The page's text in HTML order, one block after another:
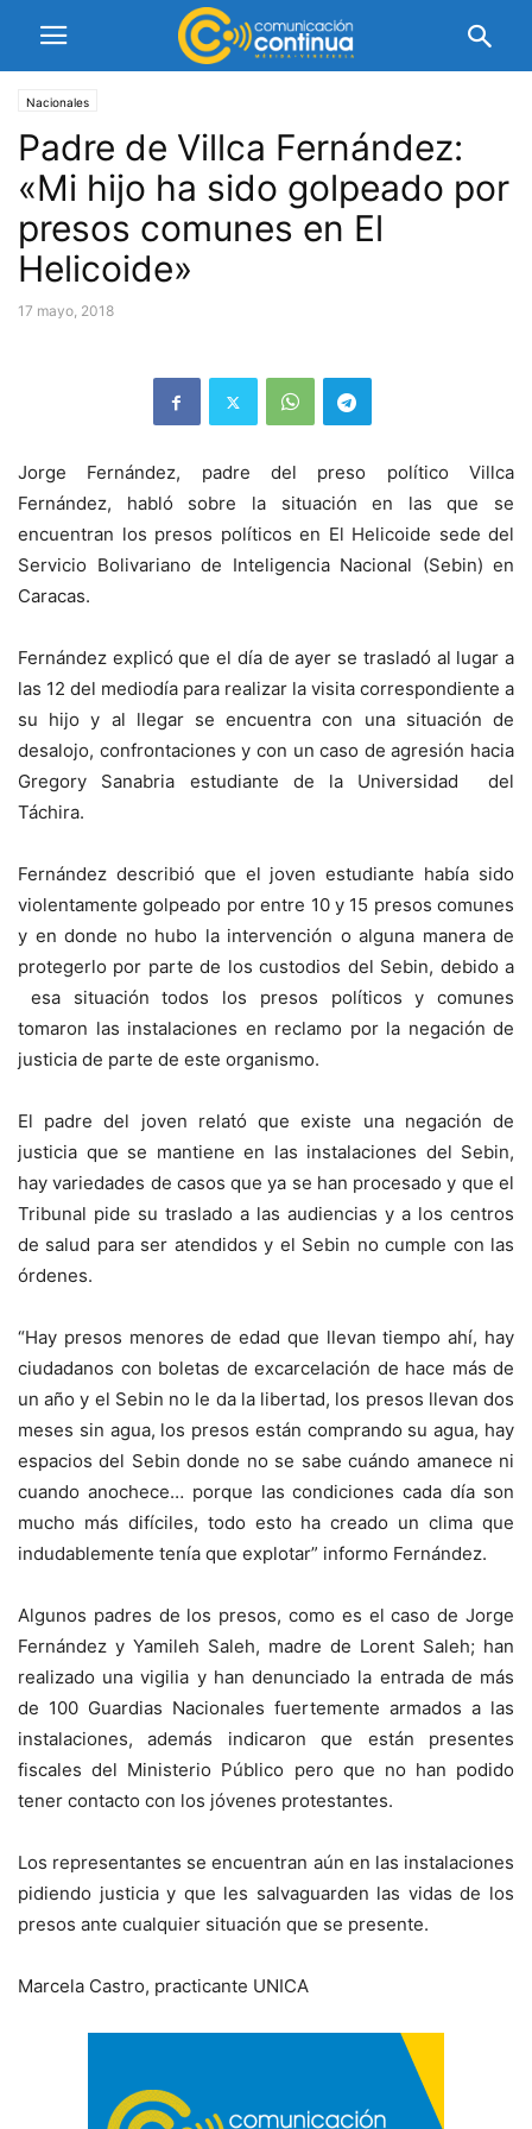
Nacionales
Padre de Villca Fernández:
«Mi hijo ha sido golpeado por
presos comunes en El
Helicoide»
17 mayo, 2018
Jorge Fernández, padre del preso político Villca
Fernández, habló sobre la situación en las que se
encuentran los presos políticos en El Helicoide sede del
Servicio Bolivariano de Inteligencia Nacional (Sebin) en
Caracas.
Fernández explicó que el día de ayer se trasladó al lugar a
las 12 del mediodía para realizar la visita correspondiente a
su hijo y al llegar se encuentra con una situación de
desalojo, confrontaciones y con un caso de agresión hacia
Gregory Sanabria estudiante de la Universidad del
Táchira.
Fernández describió que el joven estudiante había sido
violentamente golpeado por entre 10 y 15 presos comunes
y en donde no hubo la intervención o alguna manera de
protegerlo por parte de los custodios del Sebin, debido a
esa situación todos los presos políticos y comunes
tomaron las instalaciones en reclamo por la negación de
justicia de parte de este organismo.
El padre del joven relató que existe una negación de
justicia que se mantiene en las instalaciones del Sebin,
hay variedades de casos que ya se han procesado y que el
Tribunal pide su traslado a las audiencias y a los centros
de salud para ser atendidos y el Sebin no cumple con las
órdenes.
“Hay presos menores de edad que llevan tiempo ahí, hay
ciudadanos con boletas de excarcelación de hace más de
un año y el Sebin no le da la libertad, los presos llevan dos
meses sin agua, los presos están comprando su agua, hay
espacios del Sebin donde no se sabe cuándo amanece ni
cuando anochece… porque las condiciones cada día son
mucho más difíciles, todo esto ha creado un clima que
indudablemente tenía que explotar” informo Fernández.
Algunos padres de los presos, como es el caso de Jorge
Fernández y Yamileh Saleh, madre de Lorent Saleh; han
realizado una vigilia y han denunciado la entrada de más
de 100 Guardias Nacionales fuertemente armados a las
instalaciones, además indicaron que están presentes
fiscales del Ministerio Público pero que no han podido
tener contacto con los jóvenes protestantes.
Los representantes se encuentran aún en las instalaciones
pidiendo justicia y que les salvaguarden las vidas de los
presos ante cualquier situación que se presente.
Marcela Castro, practicante UNICA